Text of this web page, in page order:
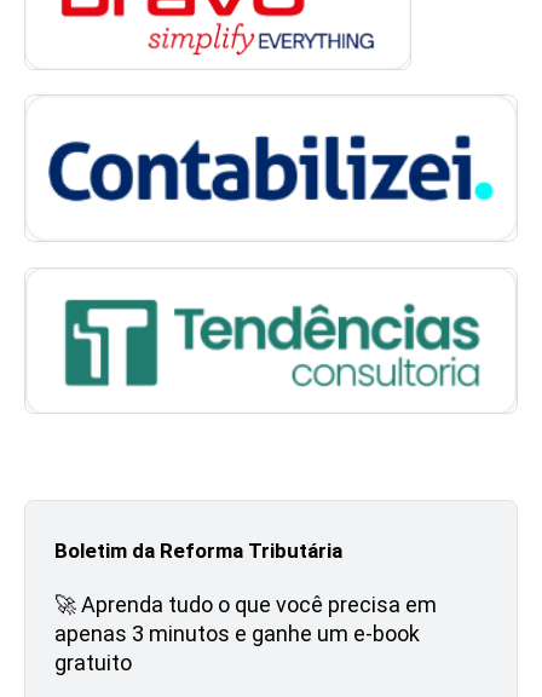
Boletim da Reforma Tributária
🚀 Aprenda tudo o que você precisa em
apenas 3 minutos e ganhe um e-book
gratuito